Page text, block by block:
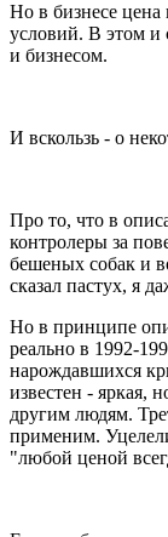
Но в бизнесе цена
условий. В этом и
и бизнесом.
И вскользь - о
Про то, что в
контролеры за
бешеных собак и
сказал пастух, я
Но в принципе
реально в 1992-
нарождавшихся
известен - яркая,
другим людям.
применим.
"любой ценой